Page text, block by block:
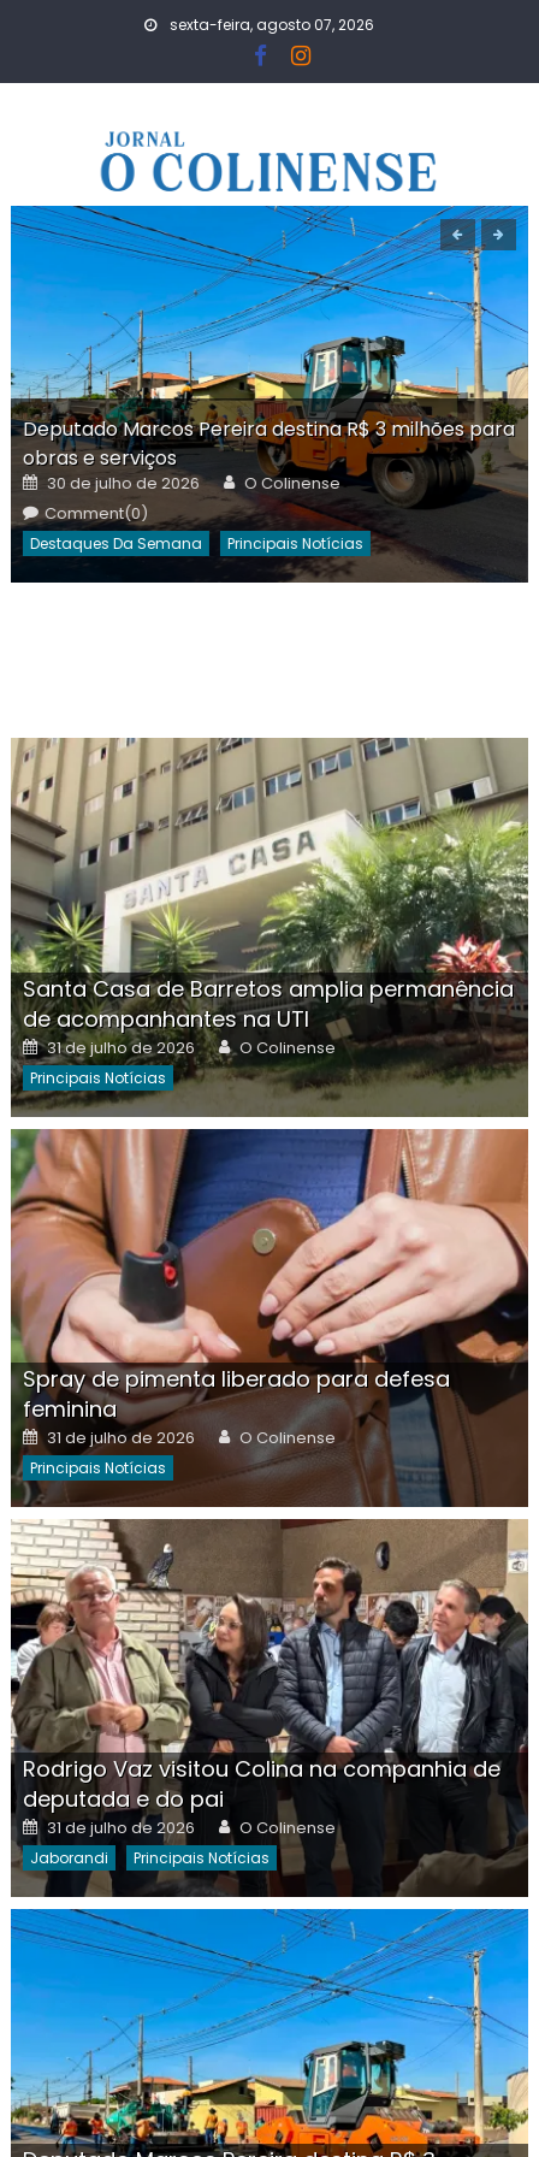
sexta-feira, agosto 07, 2026
Deputado Marcos Pereira destina R$ 3 milhões para
obras e serviços
Posted
on
30 de julho de 2026 Author
O Colinense
Comment(0)
Destaques Da Semana Principais Notícias
Santa Casa de Barretos amplia permanência
de acompanhantes na UTI
Posted
on
31 de julho de 2026 Author
O Colinense
Principais Notícias
Spray de pimenta liberado para defesa
feminina
Posted
on
31 de julho de 2026 Author
O Colinense
Principais Notícias
Rodrigo Vaz visitou Colina na companhia de
deputada e do pai
Posted
on
31 de julho de 2026 Author
O Colinense
Jaborandi Principais Notícias